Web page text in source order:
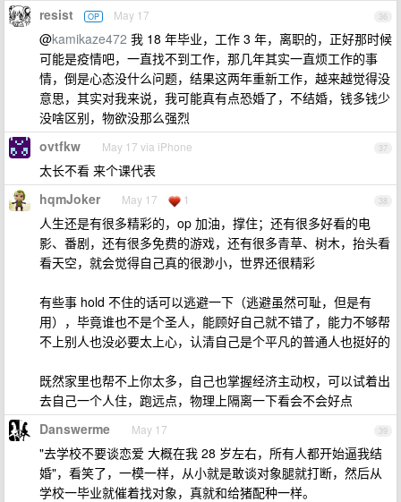
36
resist OP May 17
@kamikaze472 我 18 年毕业，工作 3 年，离职的，正好那时候
可能是疫情吧，一直找不到工作，那几年其实一直烦工作的事
情，倒是心态没什么问题，结果这两年重新工作，越来越觉得没
意思，其实对我来说，我可能真有点恐婚了，不结婚，钱多钱少
没啥区别，物欲没那么强烈
37
ovtfkw May 17 via iPhone
太长不看 来个课代表
38
hqmJoker May 17 1
人生还是有很多精彩的，op 加油，撑住；还有很多好看的电
影、番剧，还有很多免费的游戏，还有很多青草、树木，抬头看
看天空，就会觉得自己真的很渺小，世界还很精彩
有些事 hold 不住的话可以逃避一下（逃避虽然可耻，但是有
用），毕竟谁也不是个圣人，能顾好自己就不错了，能力不够帮
不上别人也没必要太上心，认清自己是个平凡的普通人也挺好的
既然家里也帮不上你太多，自己也掌握经济主动权，可以试着出
去自己一个人住，跑远点，物理上隔离一下看会不会好点
39
Danswerme May 17
"去学校不要谈恋爱 大概在我 28 岁左右，所有人都开始逼我结
婚"，看笑了，一模一样，从小就是敢谈对象腿就打断，然后从
学校一毕业就催着找对象，真就和给猪配种一样。